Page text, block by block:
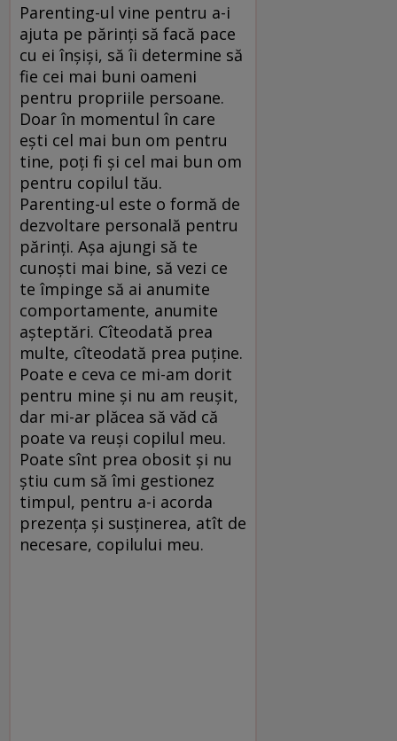
Parenting-ul vine pentru a-i
ajuta pe părinți să facă pace
cu ei înșiși, să îi determine să
fie cei mai buni oameni
pentru propriile persoane.
Doar în momentul în care
ești cel mai bun om pentru
tine, poți fi și cel mai bun om
pentru copilul tău.
Parenting-ul este o formă de
dezvoltare personală pentru
părinți. Așa ajungi să te
cunoști mai bine, să vezi ce
te împinge să ai anumite
comportamente, anumite
așteptări. Cîteodată prea
multe, cîteodată prea puține.
Poate e ceva ce mi-am dorit
pentru mine și nu am reușit,
dar mi-ar plăcea să văd că
poate va reuși copilul meu.
Poate sînt prea obosit și nu
știu cum să îmi gestionez
timpul, pentru a-i acorda
prezența și susținerea, atît de
necesare, copilului meu.